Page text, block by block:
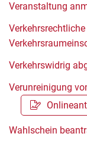
Veranstaltung
Verkehrswidrig
Verunreinigung
Wahlschein